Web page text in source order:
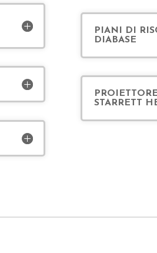
PIANI DI
DIABASE
STARRETT